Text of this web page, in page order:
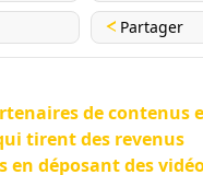
Partager
de contenus
tirent des revenus
en déposant des